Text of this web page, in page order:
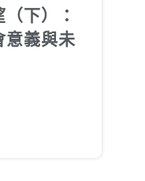
下）：
意義與未